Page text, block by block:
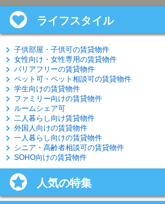
ライフスタイル
子供部屋・子供可の賃貸物件
女性向け・女性専用の賃貸物件
バリアフリーの賃貸物件
ペット可・ペット相談可の賃貸物件
学生向けの賃貸物件
ファミリー向けの賃貸物件
ルームシェア可
二人暮らし向け賃貸物件
外国人向けの賃貸物件
一人暮らし向けの賃貸物件
シニア・高齢者相談可の賃貸物件
SOHO向けの賃貸物件
人気の特集